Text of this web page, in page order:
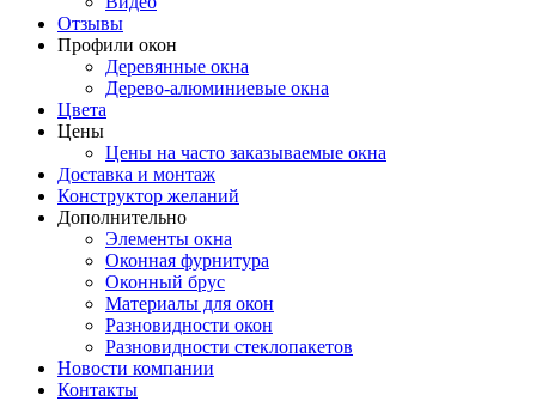
Отзывы
Профили окон
Деревянные окна
Дерево-алюминиевые окна
Цвета
Цены
Цены на часто заказываемые окна
Доставка и монтаж
Конструктор желаний
Дополнительно
Элементы окна
Оконная фурнитура
Оконный брус
Материалы для окон
Разновидности окон
Разновидности стеклопакетов
Новости компании
Контакты